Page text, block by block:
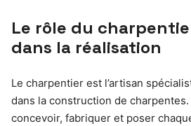
Le rôle du
dans la réalisation
Le charpentier est l’artisan
dans la construction de
concevoir, fabriquer et poser